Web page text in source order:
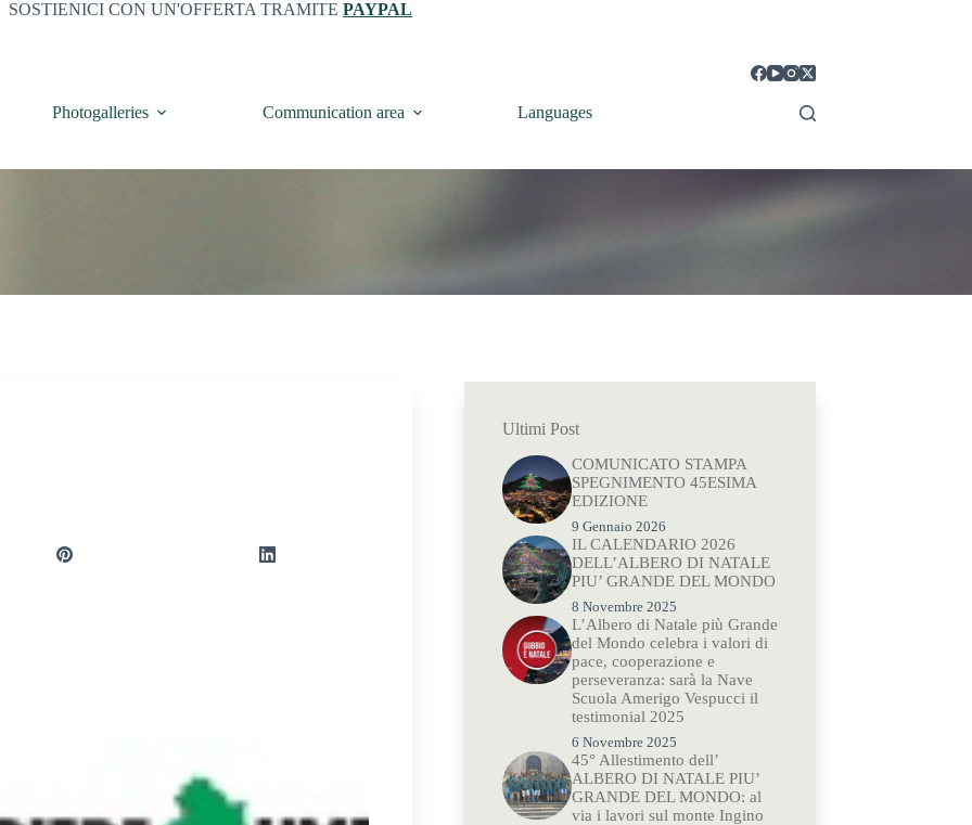
SOSTIENICI CON UN'OFFERTA TRAMITE PAYPAL
Photogalleries Communication area Languages
Ultimi Post
COMUNICATO STAMPA
SPEGNIMENTO 45ESIMA
EDIZIONE
9 Gennaio 2026
IL CALENDARIO 2026
DELL’ALBERO DI NATALE
PIU’ GRANDE DEL MONDO
8 Novembre 2025
L’Albero di Natale più Grande
del Mondo celebra i valori di
pace, cooperazione e
perseveranza: sarà la Nave
Scuola Amerigo Vespucci il
testimonial 2025
6 Novembre 2025
45° Allestimento dell’
ALBERO DI NATALE PIU’
GRANDE DEL MONDO: al
via i lavori sul monte Ingino